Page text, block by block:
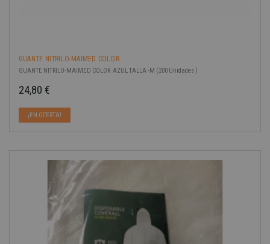
GUANTE NITRILO-MAIMED COLOR...
GUANTE NITRILO-MAIMED COLOR AZUL TALLA -M (200 Unidades )
24,80 €
¡EN OFERTA!